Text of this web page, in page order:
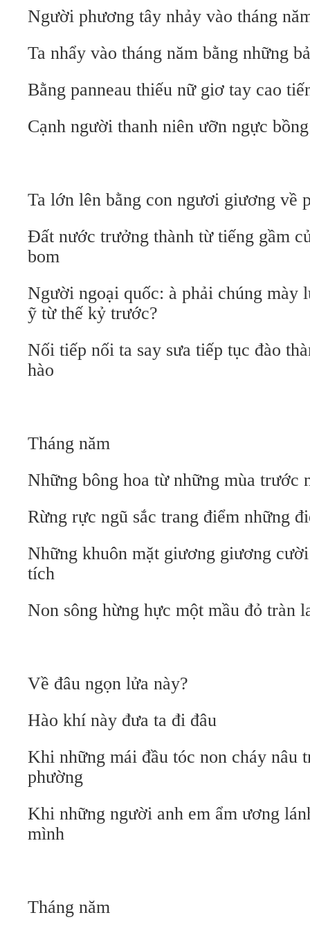
Người phương tây nhảy vào tháng
Ta nhẩy vào tháng năm bằng những
Bằng panneau thiếu nữ giơ tay cao
Cạnh người thanh niên ưỡn ngực
Ta lớn lên bằng con ngươi giương về
Đất nước trưởng thành từ tiếng gầm
bom
Người ngoại quốc: à phải chúng mày
ỹ từ thế kỷ trước?
Nối tiếp nối ta say sưa tiếp tục đào
hào
Tháng năm
Những bông hoa từ những mùa trước
Rừng rực ngũ sắc trang điểm những
Những khuôn mặt giương giương
tích
Non sông hừng hực một mầu đỏ tràn
Về đâu ngọn lửa này?
Hào khí này đưa ta đi đâu
Khi những mái đầu tóc non cháy nâu
phường
Khi những người anh em ẩm ương
mình
Tháng năm